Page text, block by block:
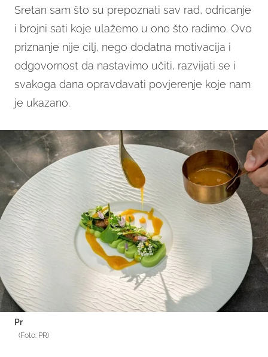
Sretan sam što su prepoznati sav rad, odricanje
i brojni sati koje ulažemo u ono što radimo. Ovo
priznanje nije cilj, nego dodatna motivacija i
odgovornost da nastavimo učiti, razvijati se i
svakoga dana opravdavati povjerenje koje nam
je ukazano.
Pr
(Foto: PR)